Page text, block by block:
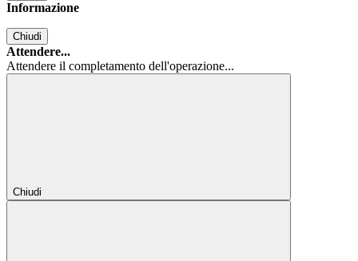
Informazione
Chiudi
Attendere...
Attendere il completamento dell'operazione...
Chiudi